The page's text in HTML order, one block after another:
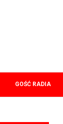
GOŚĆ RADIA